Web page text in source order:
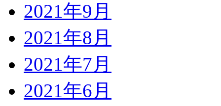
2021年9月
2021年8月
2021年7月
2021年6月